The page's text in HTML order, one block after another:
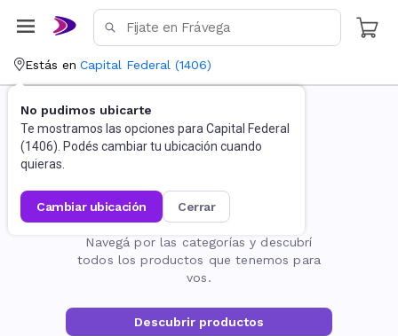
Estás en Capital Federal (1406)
No pudimos ubicarte
Te mostramos las opciones para Capital Federal
(1406). Podés cambiar tu ubicación cuando
quieras.
cambiar ubicación cerrar
La página no existe
Navegá por las categorías y descubrí
todos los productos que tenemos para
vos.
Descubrir productos